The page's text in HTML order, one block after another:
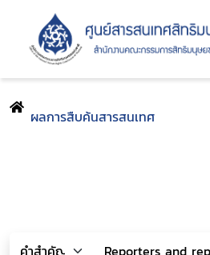
ผลการสืบค้นสารสนเทศ